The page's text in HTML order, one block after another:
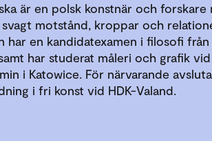
är en polsk konstnär och forskare
motstånd, kroppar och
har en kandidatexamen i filosofi från
har studerat måleri och grafik vid
i Katowice. För närvarande
i fri konst vid HDK-Valand.